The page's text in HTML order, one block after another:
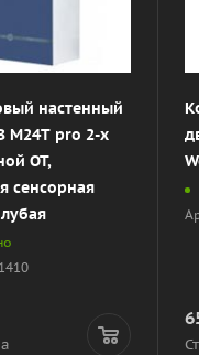
настенный
M24Т pro 2-х
OT,
сенсорная